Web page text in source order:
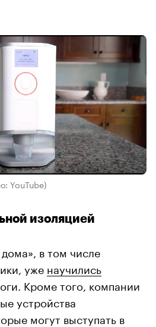
YouTube)
изоляцией
в том числе
уже научились
Кроме того, компании
устройства
могут выступать в